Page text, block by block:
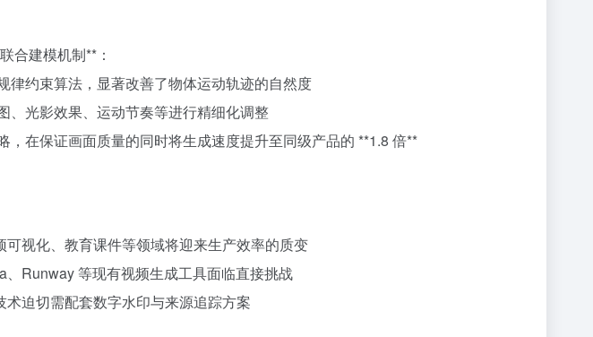
合建模机制**：
律约束算法，显著改善了物体运动轨迹的自然度
、光影效果、运动节奏等进行精细化调整
，在保证画面质量的同时将生成速度提升至同级产品的 **1.8 倍**
视化、教育课件等领域将迎来生产效率的质变
Runway 等现有视频生成工具面临直接挑战
迫切需配套数字水印与来源追踪方案